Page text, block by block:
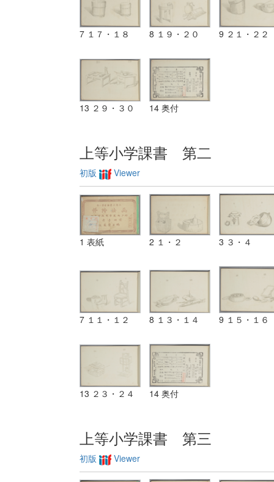
7 １７・１８ 8 １９・２０ 9 ２１・２２
13 ２９・３０ 14 奥付
上等小学課書 第二
初版 Viewer
1 表紙 2 １・２ 3 ３・４
7 １１・１２ 8 １３・１４ 9 １５・１６
13 ２３・２４ 14 奥付
上等小学課書 第三
初版 Viewer